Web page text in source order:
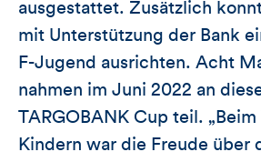
ausgestattet. Zusätzlich
mit Unterstützung der Bank
F-Jugend ausrichten. Acht
nahmen im Juni 2022 an
TARGOBANK Cup teil.
Kindern war die Freude über